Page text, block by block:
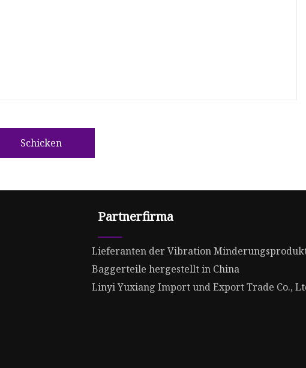
Schicken
Partnerfirma
Lieferanten der Vibration
Baggerteile hergestellt in China
Linyi Yuxiang Import und Export Trade Co.,